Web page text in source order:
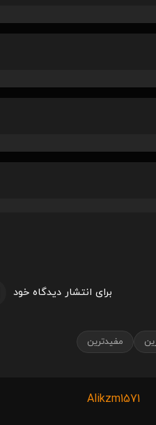
برای انتشار دیدگاه خود
مفیدترین
Alikzm1571